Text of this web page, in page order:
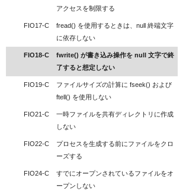
アクセスを制限する
FIO17-C
fread() を使用するときは、null 終端文字
に依存しない
FIO18-C
fwrite() が書き込み操作を null 文字で終
了すると想定しない
FIO19-C
ファイルサイズの計算に fseek() および
ftell() を使用しない
FIO21-C
一時ファイルを共有ディレクトリに作成
しない
FIO22-C
プロセスを生成する前にファイルをクロ
ーズする
FIO24-C
すでにオープンされているファイルをオ
ープンしない